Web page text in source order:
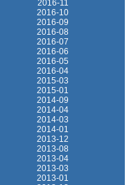
2016-11
2016-10
2016-09
2016-08
2016-07
2016-06
2016-05
2016-04
2015-03
2015-01
2014-09
2014-04
2014-03
2014-01
2013-12
2013-08
2013-04
2013-03
2013-01